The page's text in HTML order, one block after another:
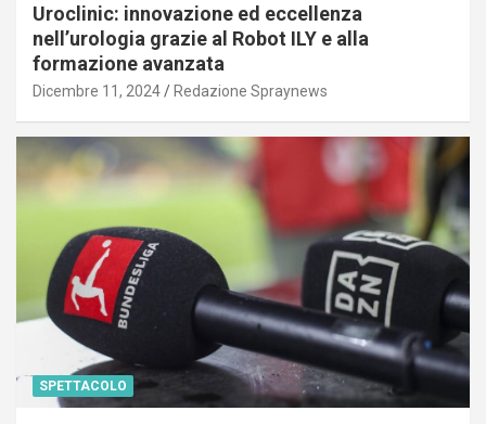
Uroclinic: innovazione ed eccellenza
nell’urologia grazie al Robot ILY e alla
formazione avanzata
Dicembre 11, 2024 Redazione Spraynews
SPETTACOLO